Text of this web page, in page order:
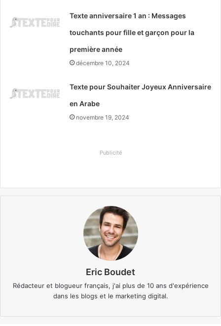
Texte anniversaire 1 an : Messages
touchants pour fille et garçon pour la
première année
décembre 10, 2024
Texte pour Souhaiter Joyeux Anniversaire
en Arabe
novembre 19, 2024
Publicité
Eric Boudet
Rédacteur et blogueur français, j'ai plus de 10 ans d'expérience
dans les blogs et le marketing digital.